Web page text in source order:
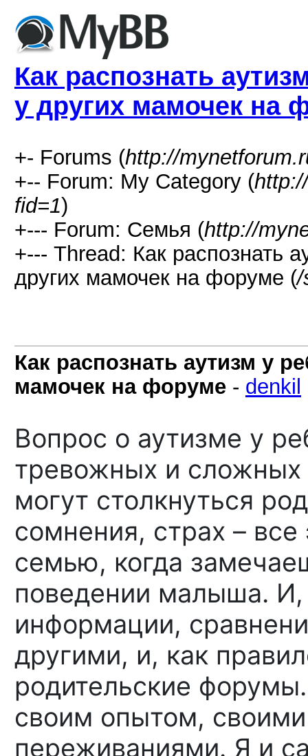
Как распознать
у других мамочек на
+- Forums (http://
+-- Forum: My Category (
fid=1)
+--- Forum: Семья (http://
+--- Thread: Как распознать
других мамочек на форуме (/
Как распознать аутизм у
мамочек на форуме - denkil
Вопрос о аутизме у
тревожных и сложных
могут столкнуться
сомнения, страх –
семью, когда
поведении малыша. И,
информации,
другими, и, как
родительские
своим опытом,
переживаниями. Я и